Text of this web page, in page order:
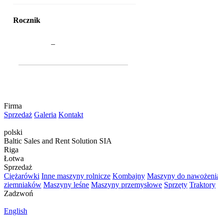
Rocznik
–
Firma
Sprzedaż Galeria Kontakt
polski
Baltic Sales and Rent Solution SIA
Riga
Łotwa
Sprzedaż
Ciężarówki Inne maszyny rolnicze Kombajny Maszyny do
ziemniaków Maszyny leśne Maszyny przemysłowe Sprzęty Traktory
Zadzwoń
English